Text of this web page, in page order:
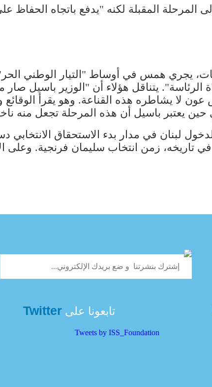
المرحلة المقبلة لكنه "يدفع باتجاه الحفاظ
يجري همس في أوساط "التيار الوطني
الرئاسة". يتناقل هؤلاء أن "الوزير باسيل
لا يشاطره هذه القناعة. وهو يقرأ الوقائع
حين يعتبر باسيل أن هذه المرحلة تجعل منه
لبنان في مدار بدء الاستحقاق
تاريخه، زمن انتخاب سليمان فرنجية. وعلى
تابعونا علىTwitter
Tweets by ISS_Foundation